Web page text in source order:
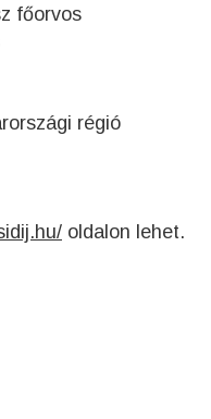
főorvos
régió
oldalon lehet.